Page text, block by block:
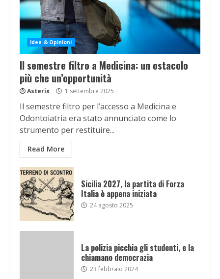
Idee & Opinioni
Il semestre filtro a Medicina: un ostacolo
più che un’opportunità
Asterix 1 settembre 2025
Il semestre filtro per l’accesso a Medicina e
Odontoiatria era stato annunciato come lo
strumento per restituire...
Read More
Sicilia 2027, la partita di Forza
Italia è appena iniziata
24 agosto 2025
La polizia picchia gli studenti, e la
chiamano democrazia
23 febbraio 2024